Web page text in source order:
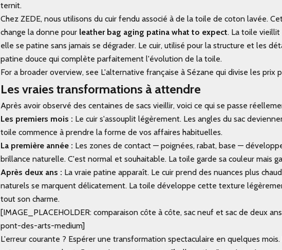
ternit.
Chez ZEDE, nous utilisons du cuir fendu associé à de la toile de coton lavée.
change la donne pour leather bag aging patina what to expect. La toile
elle se patine sans jamais se dégrader. Le cuir, utilisé pour la structure et les
patine douce qui complète parfaitement l'évolution de la toile.
For a broader overview, see L'alternative française à Sézane qui divise les prix
Les vraies transformations à attendre
Après avoir observé des centaines de sacs vieillir, voici ce qui se passe
Les premiers mois : Le cuir s'assouplit légèrement. Les angles du sac
toile commence à prendre la forme de vos affaires habituelles.
La première année : Les zones de contact — poignées, rabat, base —
brillance naturelle. C'est normal et souhaitable. La toile garde sa couleur mais
Après deux ans : La vraie patine apparaît. Le cuir prend des nuances plus
naturels se marquent délicatement. La toile développe cette texture
tout son charme.
[IMAGE_PLACEHOLDER: comparaison côte à côte, sac neuf et sac de deux
pont-des-arts-medium]
L'erreur courante ? Espérer une transformation spectaculaire en quelques